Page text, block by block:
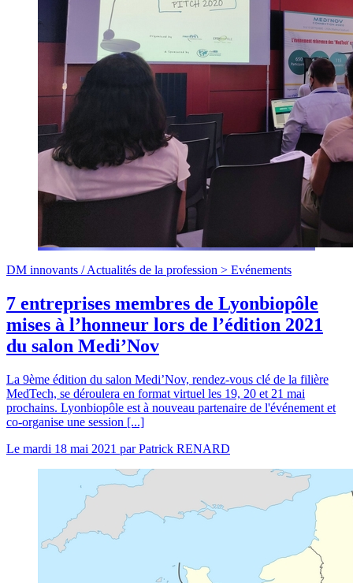
DM innovants /Actualités de la profession > Evénements
7 entreprises membres de Lyonbiopôle
mises à l’honneur lors de l’édition 2021
du salon Medi’Nov
La 9ème édition du salon Medi’Nov, rendez-vous clé de la filière
MedTech, se déroulera en format virtuel les 19, 20 et 21 mai
prochains. Lyonbiopôle est à nouveau partenaire de l'événement et
co-organise une session [...]
Le mardi 18 mai 2021 parPatrick RENARD